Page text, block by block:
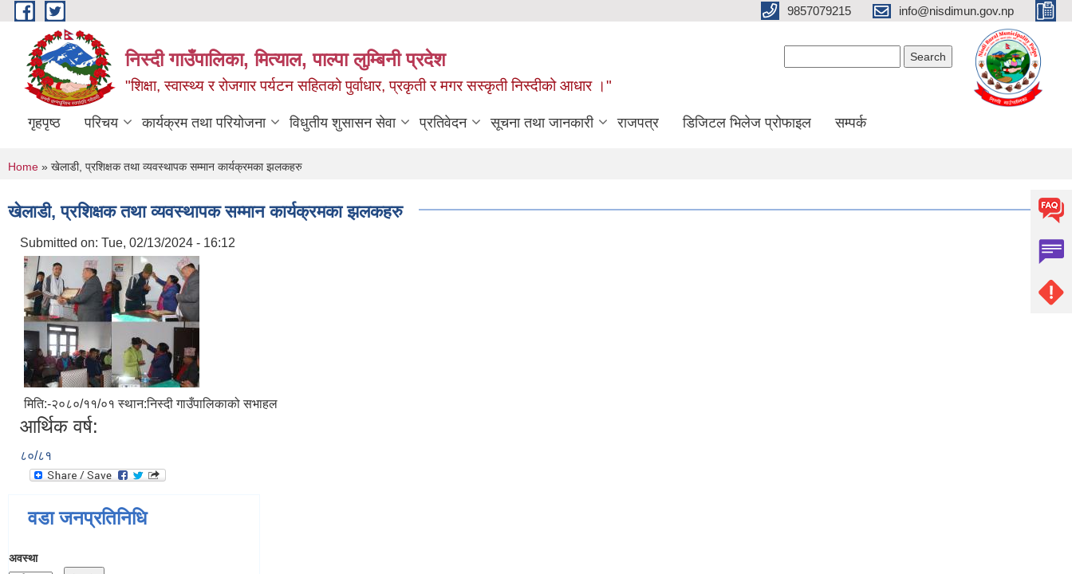
Skip to main content 9857079215 info@nisdimun.gov.np
निस्दी गाउँपालिका, मित्याल, पाल्पा लुम्बिनी प्रदेश
"शिक्षा, स्वास्थ्य र रोजगार पर्यटन सहितको पुर्वाधार, प्रकृती र मगर सस्कृती निस्दीको आधार ।"
गृहपृष्ठ परिचय कार्यक्रम तथा परियोजना विधुतीय शुसासन सेवा प्रतिवेदन सूचना तथा जानकारी राजपत्र डिजिटल भिलेज प्रोफाइल सम्पर्क
You are here
Home » खेलाडी, प्रशिक्षक तथा व्यवस्थापक सम्मान कार्यक्रमका झलकहरु
खेलाडी, प्रशिक्षक तथा व्यवस्थापक सम्मान कार्यक्रमका झलकहरु
Submitted on: Tue, 02/13/2024 - 16:12
मिति:-२०८०/११/०१ स्थान:निस्दी गाउँपालिकाको सभाहल
आर्थिक वर्ष:
८०/८१
वडा जनप्रतिनिधि
अवस्था